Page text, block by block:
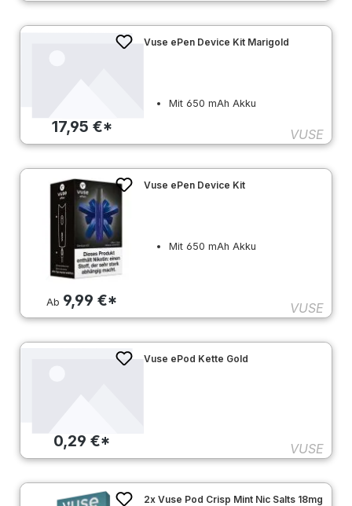
17,95 €*
Vuse ePen Device Kit Marigold
Mit 650 mAh Akku
VUSE
Ab 9,99 €*
Vuse ePen Device Kit
Mit 650 mAh Akku
VUSE
0,29 €*
Vuse ePod Kette Gold
VUSE
2x Vuse Pod Crisp Mint Nic Salts 18mg